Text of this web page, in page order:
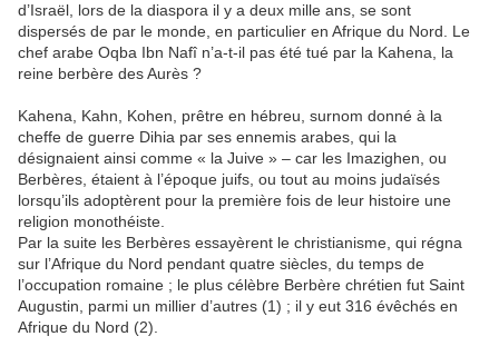
d’Israël, lors de la diaspora il y a deux mille ans, se sont
dispersés de par le monde, en particulier en Afrique du Nord. Le
chef arabe Oqba Ibn Nafî n’a-t-il pas été tué par la Kahena, la
reine berbère des Aurès ?
Kahena, Kahn, Kohen, prêtre en hébreu, surnom donné à la
cheffe de guerre Dihia par ses ennemis arabes, qui la
désignaient ainsi comme « la Juive » – car les Imazighen, ou
Berbères, étaient à l’époque juifs, ou tout au moins judaïsés
lorsqu’ils adoptèrent pour la première fois de leur histoire une
religion monothéiste.
Par la suite les Berbères essayèrent le christianisme, qui régna
sur l’Afrique du Nord pendant quatre siècles, du temps de
l’occupation romaine ; le plus célèbre Berbère chrétien fut Saint
Augustin, parmi un millier d’autres (1) ; il y eut 316 évêchés en
Afrique du Nord (2).